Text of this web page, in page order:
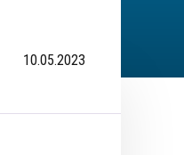
10.05.2023